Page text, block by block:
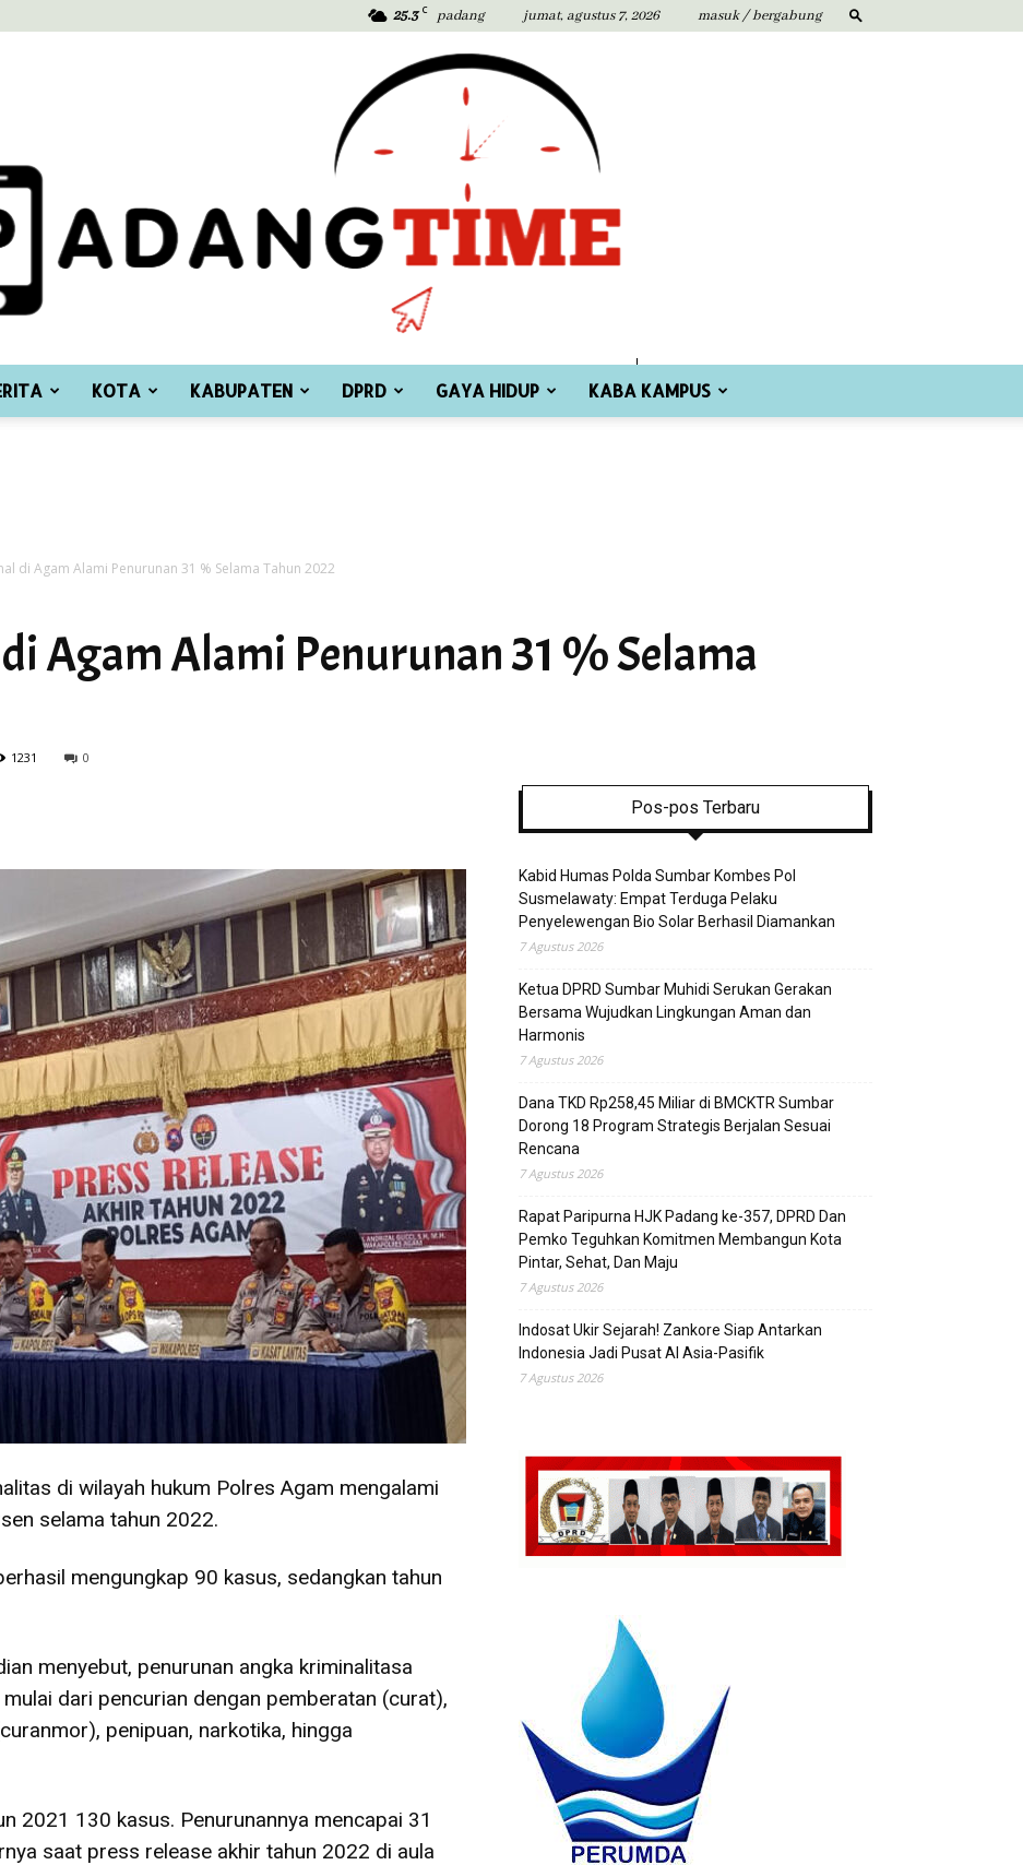
25.3 C padang jumat, agustus 7, 2026 masuk / bergabung
Time
KOTA KABUPATEN DPRD GAYA HIDUP KABA KAMPUS
di Agam Alami Penurunan 31 % Selama Tahun 2022
Agam Alami Penurunan 31 % Selama
1231 0
di wilayah hukum Polres Agam mengalami
selama tahun 2022.
mengungkap 90 kasus, sedangkan tahun
menyebut, penurunan angka kriminalitasa
dari pencurian dengan pemberatan (curat),
penipuan, narkotika, hingga
2021 130 kasus. Penurunannya mencapai 31
saat press release akhir tahun 2022 di aula
Pos-pos Terbaru
Kabid Humas Polda Sumbar Kombes Pol
Susmelawaty: Empat Terduga Pelaku
Penyelewengan Bio Solar Berhasil Diamankan
7 Agustus 2026
Ketua DPRD Sumbar Muhidi Serukan Gerakan
Bersama Wujudkan Lingkungan Aman dan
Harmonis
7 Agustus 2026
Dana TKD Rp258,45 Miliar di BMCKTR Sumbar
Dorong 18 Program Strategis Berjalan Sesuai
Rencana
7 Agustus 2026
Rapat Paripurna HJK Padang ke-357, DPRD Dan
Pemko Teguhkan Komitmen Membangun Kota
Pintar, Sehat, Dan Maju
7 Agustus 2026
Indosat Ukir Sejarah! Zankore Siap Antarkan
Indonesia Jadi Pusat AI Asia-Pasifik
7 Agustus 2026